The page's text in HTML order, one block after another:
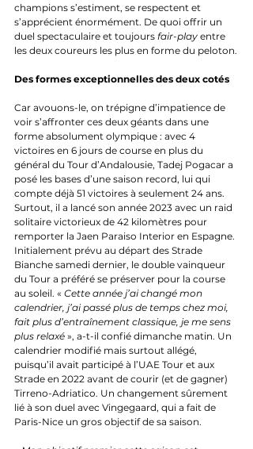
champions s’estiment, se respectent et
s’apprécient énormément. De quoi offrir un
duel spectaculaire et toujours fair-play entre
les deux coureurs les plus en forme du peloton.
Des formes exceptionnelles des deux cotés
Car avouons-le, on trépigne d’impatience de
voir s’affronter ces deux géants dans une
forme absolument olympique : avec 4
victoires en 6 jours de course en plus du
général du Tour d’Andalousie, Tadej Pogacar a
posé les bases d’une saison record, lui qui
compte déjà 51 victoires à seulement 24 ans.
Surtout, il a lancé son année 2023 avec un raid
solitaire victorieux de 42 kilomètres pour
remporter la Jaen Paraiso Interior en Espagne.
Initialement prévu au départ des Strade
Bianche samedi dernier, le double vainqueur
du Tour a préféré se préserver pour la course
au soleil. « Cette année j’ai changé mon
calendrier, j’ai passé plus de temps chez moi,
fait plus d’entraînement classique, je me sens
plus relaxé », a-t-il confié dimanche matin. Un
calendrier modifié mais surtout allégé,
puisqu’il avait participé à l’UAE Tour et aux
Strade en 2022 avant de courir (et de gagner)
Tirreno-Adriatico. Un changement sûrement
lié à son duel avec Vingegaard, qui a fait de
Paris-Nice un gros objectif de sa saison.